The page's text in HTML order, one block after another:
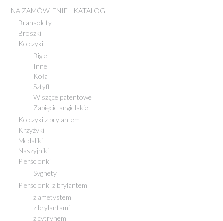
NA ZAMÓWIENIE - KATALOG
Bransolety
Broszki
Kolczyki
Bigle
Inne
Koła
Sztyft
Wiszące patentowe
Zapięcie angielskie
Kolczyki z brylantem
Krzyżyki
Medaliki
Naszyjniki
Pierścionki
Sygnety
Pierścionki z brylantem
z ametystem
z brylantami
z cytrynem